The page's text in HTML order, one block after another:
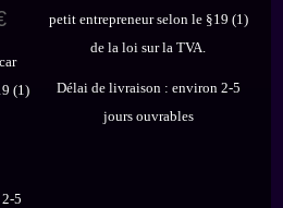
Le
actuel
est :
(1)
5
petit entrepreneur selon le §19 (1)
de la loi sur la TVA.
Délai de livraison : environ 2-5
jours ouvrables